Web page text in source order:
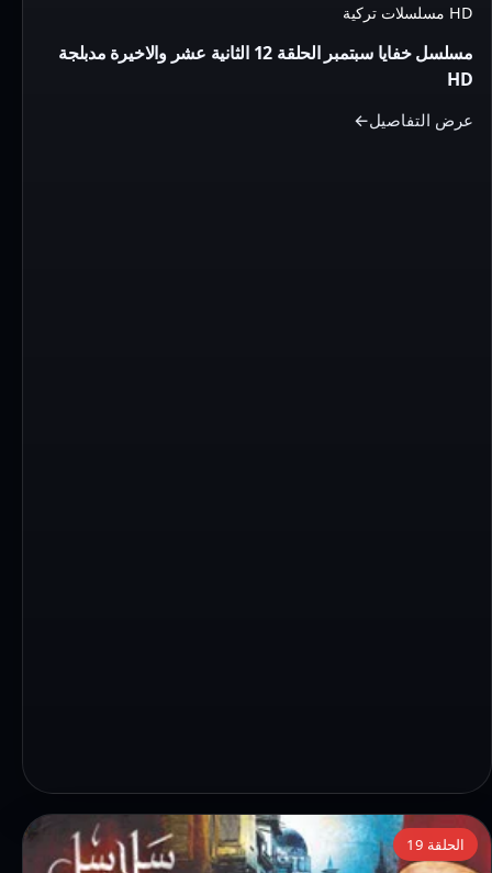
سبتمبر
الحلقة
الثانية
HD مسلسلات تركية
مسلسل خفايا سبتمبر الحلقة 12 الثانية عشر والاخيرة مدبلجة
HD
عرض التفاصيل
التفاصيل:
مسلسل
الحلقة 19